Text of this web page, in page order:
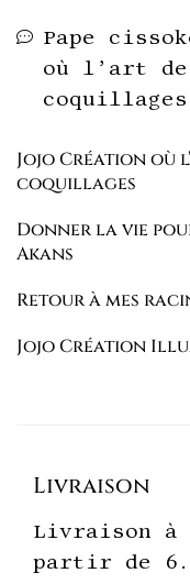
Pape
où l’art
coquillages
Jojo Création où
coquillages
Donner la vie
Akans
Retour à mes
Jojo Création
Livraison
Livraison à
partir de